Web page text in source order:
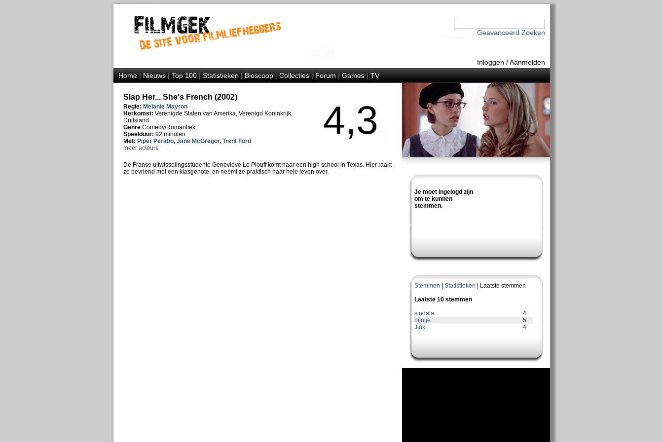
Geavanceerd Zoeken
Inloggen /Aanmelden
Home|Nieuws|Top 100|Statistieken|Bioscoop|Collecties|Forum|Games|TV
Je moet ingelogd zijn
om te kunnen
stemmen.
Stemmen Statistieken | Laatste stemmen
Laatste 10 stemmen
sindala
4
nijntje
5
Jinx
4
Slap Her... She's French (2002)
Regie: Melanie Mayron
Herkomst: Verenigde Staten van Amerika, Verenigd Koninkrijk,
Duitsland
Genre Comedy/Romantiek
Speelduur: 92 minuten
Met: Piper Perabo, Jane McGregor, Trent Ford
meer acteurs
4,3
De Franse uitwisselingsstudente Genevieve Le Plouff komt naar een high school in Texas. Hier raakt
ze bevriend met een klasgenote, en neemt ze praktisch haar hele leven over.